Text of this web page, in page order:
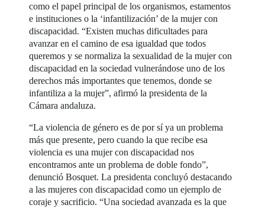
como el papel principal de los organismos, estamentos
e instituciones o la ‘infantilización’ de la mujer con
discapacidad. “Existen muchas dificultades para
avanzar en el camino de esa igualdad que todos
queremos y se normaliza la sexualidad de la mujer con
discapacidad en la sociedad vulnerándose uno de los
derechos más importantes que tenemos, donde se
infantiliza a la mujer”, afirmó la presidenta de la
Cámara andaluza.
“La violencia de género es de por sí ya un problema
más que presente, pero cuando la que recibe esa
violencia es una mujer con discapacidad nos
encontramos ante un problema de doble fondo”,
denunció Bosquet. La presidenta concluyó destacando
a las mujeres con discapacidad como un ejemplo de
coraje y sacrificio. “Una sociedad avanzada es la que